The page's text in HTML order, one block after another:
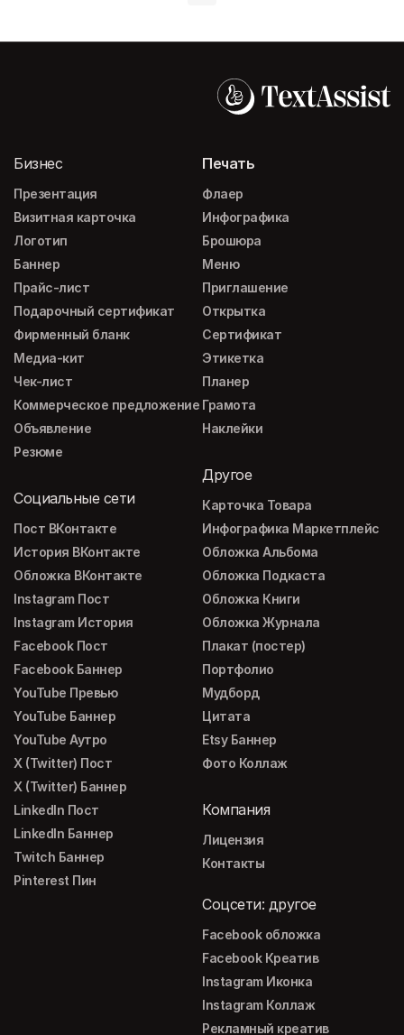
Бизнес
Презентация
Визитная карточка
Логотип
Баннер
Прайс-лист
Подарочный сертификат
Фирменный бланк
Медиа-кит
Чек-лист
Коммерческое предложение
Объявление
Резюме
Социальные сети
Пост ВКонтакте
История ВКонтакте
Обложка ВКонтакте
Instagram Пост
Instagram История
Facebook Пост
Facebook Баннер
YouTube Превью
YouTube Баннер
YouTube Аутро
X (Twitter) Пост
X (Twitter) Баннер
LinkedIn Пост
LinkedIn Баннер
Twitch Баннер
Pinterest Пин
Печать
Флаер
Инфографика
Брошюра
Меню
Приглашение
Открытка
Сертификат
Этикетка
Планер
Грамота
Наклейки
Другое
Карточка Товара
Инфографика Маркетплейс
Обложка Альбома
Обложка Подкаста
Обложка Книги
Обложка Журнала
Плакат (постер)
Портфолио
Мудборд
Цитата
Etsy Баннер
Фото Коллаж
Компания
Лицензия
Контакты
Соцсети: другое
Facebook обложка
Facebook Креатив
Instagram Иконка
Instagram Коллаж
Рекламный креатив